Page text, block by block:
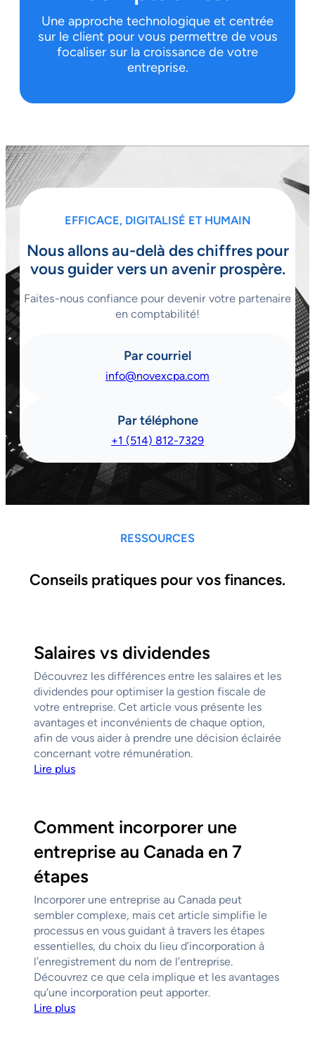
Une approche technologique et centrée
sur le client pour vous permettre de vous
focaliser sur la croissance de votre
entreprise.
EFFICACE, DIGITALISÉ ET HUMAIN
Nous allons au-delà des chiffres pour
vous guider vers un avenir prospère.
Faites-nous confiance pour devenir votre partenaire
en comptabilité!
Par courriel
info@novexcpa.com
Par téléphone
+1 (514) 812-7329
RESSOURCES
Conseils pratiques pour vos finances.
Salaires vs dividendes
Découvrez les différences entre les salaires et les
dividendes pour optimiser la gestion fiscale de
votre entreprise. Cet article vous présente les
avantages et inconvénients de chaque option,
afin de vous aider à prendre une décision éclairée
concernant votre rémunération.
Lire plus
Comment incorporer une
entreprise au Canada en 7
étapes
Incorporer une entreprise au Canada peut
sembler complexe, mais cet article simplifie le
processus en vous guidant à travers les étapes
essentielles, du choix du lieu d’incorporation à
l’enregistrement du nom de l’entreprise.
Découvrez ce que cela implique et les avantages
qu’une incorporation peut apporter.
Lire plus